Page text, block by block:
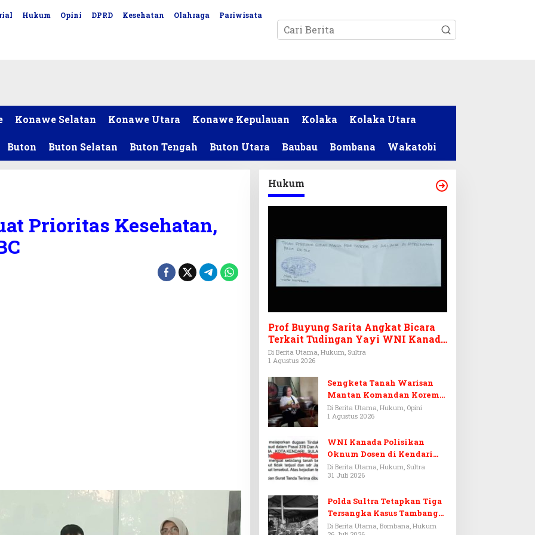
Hukum Opini DPRD Kesehatan Olahraga Pariwisata
Konawe Selatan Konawe Utara Konawe Kepulauan Kolaka Kolaka Utara
Buton Buton Selatan Buton Tengah Buton Utara Baubau Bombana Wakatobi
Prioritas Kesehatan,
Hukum
Prof Buyung Sarita Angkat Bicara
Terkait Tudingan Yayi WNI Kanada
Ditagih Utang Rp3,6 Miliar
Di Berita Utama, Hukum, Sultra
1 Agustus 2026
Sengketa Tanah Warisan
Mantan Komandan Korem
143/HO, Ketika Warisan
Menjadi Arena Pemerasan
Di Berita Utama, Hukum, Opini
1 Agustus 2026
WNI Kanada Polisikan
Oknum Dosen di Kendari
Terkait Aset Puluhan Miliar
Di Berita Utama, Hukum, Sultra
31 Juli 2026
Polda Sultra Tetapkan Tiga
Tersangka Kasus Tambang
Emas Ilegal di Bombana
Di Berita Utama, Bombana, Hukum